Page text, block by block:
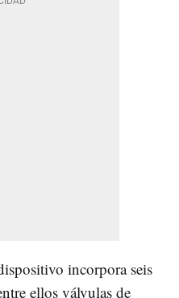
incorpora seis
ellos válvulas de